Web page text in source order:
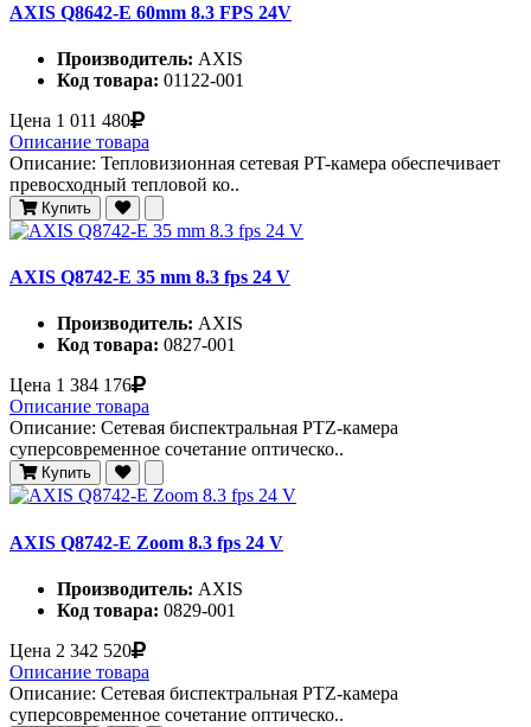
AXIS Q8642-E 60mm 8.3 FPS 24V
Производитель: AXIS
Код товара: 01122-001
Цена 1 011 480
Описание товара
Описание: Тепловизионная сетевая PT-камера обеспечивает
превосходный тепловой ко..
Купить
AXIS Q8742-E 35 mm 8.3 fps 24 V
Производитель: AXIS
Код товара: 0827-001
Цена 1 384 176
Описание товара
Описание: Сетевая биспектральная PTZ-камера
суперсовременное сочетание оптическо..
Купить
AXIS Q8742-E Zoom 8.3 fps 24 V
Производитель: AXIS
Код товара: 0829-001
Цена 2 342 520
Описание товара
Описание: Сетевая биспектральная PTZ-камера
суперсовременное сочетание оптическо..